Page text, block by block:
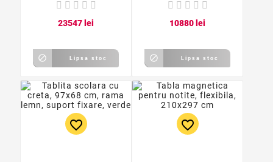
23547 lei
 Lipsa stoc
10880 lei
 Lipsa stoc
favorite_border favorite_border